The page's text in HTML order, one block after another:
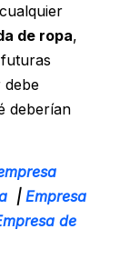
de ropa,
debe
deberían
| Empresa
de